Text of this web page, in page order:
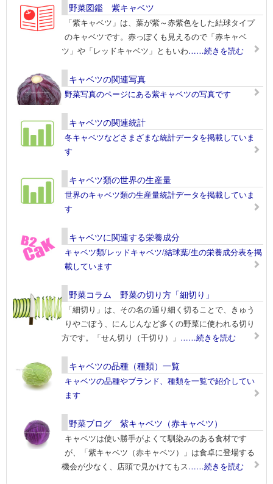
野菜図鑑 紫キャベツ
「紫キャベツ」は、葉が紫～赤紫色をした結球タイプ
のキャベツです。赤っぽくも見えるので「赤キャベ
ツ」や「レッドキャベツ」ともいわ……続きを読む
キャベツの関連写真
野菜写真のページにある紫キャベツの写真です
キャベツの関連統計
冬キャベツなどさまざまな統計データを掲載していま
す
キャベツ類の世界の生産量
世界のキャベツ類の生産量統計データを掲載していま
す
キャベツに関連する栄養成分
キャベツ類/レッドキャベツ/結球葉/生の栄養成分表を掲
載しています
野菜コラム 野菜の切り方「細切り」
「細切り」は、その名の通り細く切ることで、きゅう
りやごぼう、にんじんなど多くの野菜に使われる切り
方です。「せん切り（千切り）」 ……続きを読む
キャベツの品種（種類）一覧
キャベツの品種やブランド、種類を一覧で紹介してい
ます
野菜ブログ 紫キャベツ（赤キャベツ）
キャベツは使い勝手がよくて馴染みのある食材です
が、「紫キャベツ（赤キャベツ）」は食卓に登場する
機会が少なく、店頭で見かけてもス……続きを読む